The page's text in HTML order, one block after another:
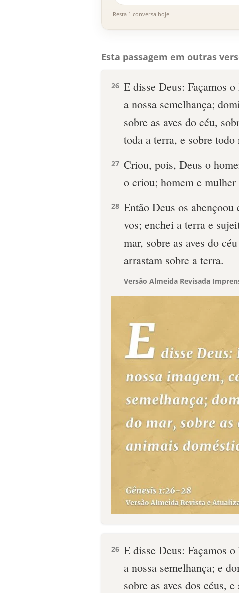
Resta 1 conversa hoje
Esta passagem em outras
26 E disse Deus: Façamos
a nossa semelhança;
sobre as aves do céu,
toda a terra, e sobre
27 Criou, pois, Deus o
o criou; homem e mulher
28 Então Deus os
vos; enchei a terra e
mar, sobre as aves do
arrastam sobre a terra.
Versão Almeida Revisada
26 E disse Deus: Façamos
a nossa semelhança; e
sobre as aves dos céus,